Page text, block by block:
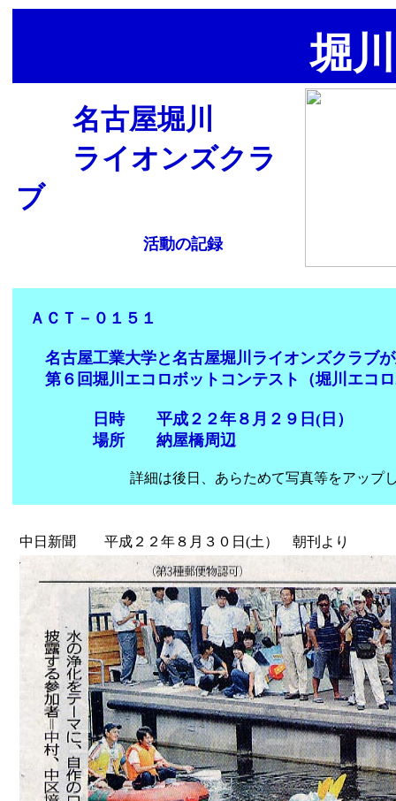
堀
名古屋堀川
ライオンズクラ
ブ
活動の記録
ＡＣＴ－０１５１
名古屋工業大学と名古屋堀川ライオンズクラブ
第６回堀川エコロボットコンテスト（堀川エコロ
日時 平成２２年８月２９日(日）
場所 納屋橋周辺
詳細は後日、あらためて写真等をアップして
中日新聞 平成２２年８月３０日(土） 朝刊より